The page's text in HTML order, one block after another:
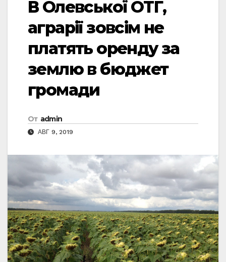
В Олевської ОТГ,
аграрії зовсім не
платять оренду за
землю в бюджет
громади
От admin
АВГ 9, 2019